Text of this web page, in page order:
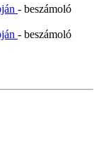
- beszámoló
- beszámoló